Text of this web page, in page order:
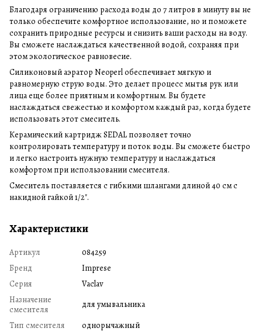
Благодаря ограничению расхода воды до 7 литров в минуту вы не
только обеспечите комфортное использование, но и поможете
сохранить природные ресурсы и снизить ваши расходы на воду.
Вы сможете наслаждаться качественной водой, сохраняя при
этом экологическое равновесие.
Силиконовый аэратор Neoperl обеспечивает мягкую и
равномерную струю воды. Это делает процесс мытья рук или
лица еще более приятным и комфортным. Вы будете
наслаждаться свежестью и комфортом каждый раз, когда будете
использовать этот смеситель.
Керамический картридж SEDAL позволяет точно
контролировать температуру и поток воды. Вы сможете быстро
и легко настроить нужную температуру и наслаждаться
комфортом при использовании смесителя.
Смеситель поставляется с гибкими шлангами длиной 40 см с
накидной гайкой 1/2".
Характеристики
Артикул
084259
Бренд
Imprese
Серия
Vaclav
Назначение
смесителя
для умывальника
Тип смесителя
однорычажный